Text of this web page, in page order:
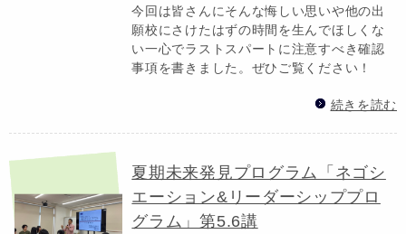
今回は皆さんにそんな悔しい思いや他の出
願校にさけたはずの時間を生んでほしくな
い一心でラストスパートに注意すべき確認
事項を書きました。ぜひご覧ください！
続きを読む
夏期未来発見プログラム「ネゴシ
エーション&リーダーシッププロ
グラム」第5.6講